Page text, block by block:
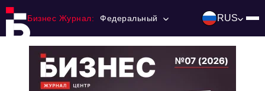
Бизнес Журнал: Федеральный RUS